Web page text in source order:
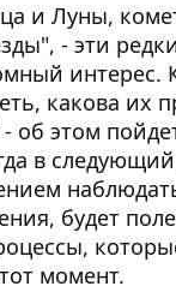
и Луны,
- эти
интерес.
какова их
об этом
в
будет
момент.